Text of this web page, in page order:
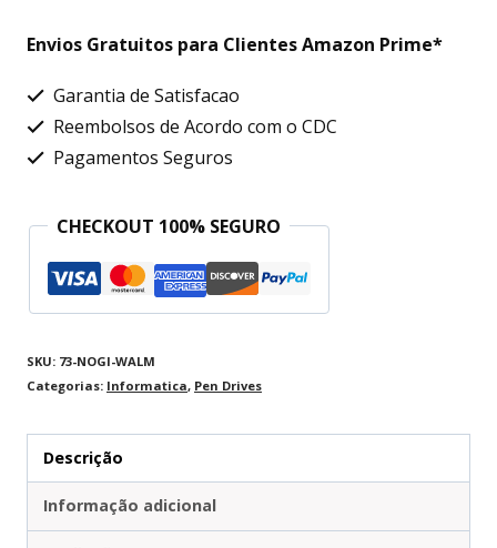
Envios Gratuitos para Clientes Amazon Prime*
Garantia de Satisfacao
Reembolsos de Acordo com o CDC
Pagamentos Seguros
CHECKOUT 100% SEGURO
SKU: 73-NOGI-WALM
Categorias: Informatica, Pen Drives
Descrição
Informação adicional